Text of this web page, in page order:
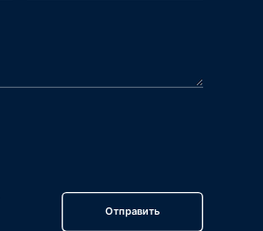
Отправить